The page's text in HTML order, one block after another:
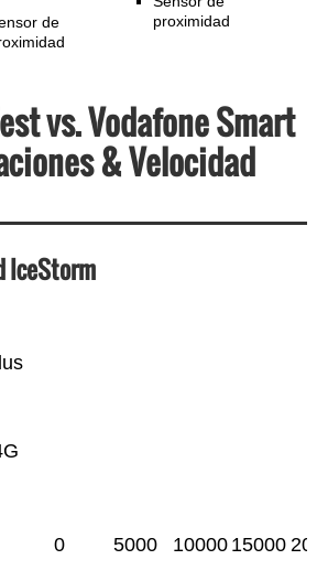
de
proximidad
vs. Vodafone Smart
& Velocidad
IceStorm
0 5000 10000 15000